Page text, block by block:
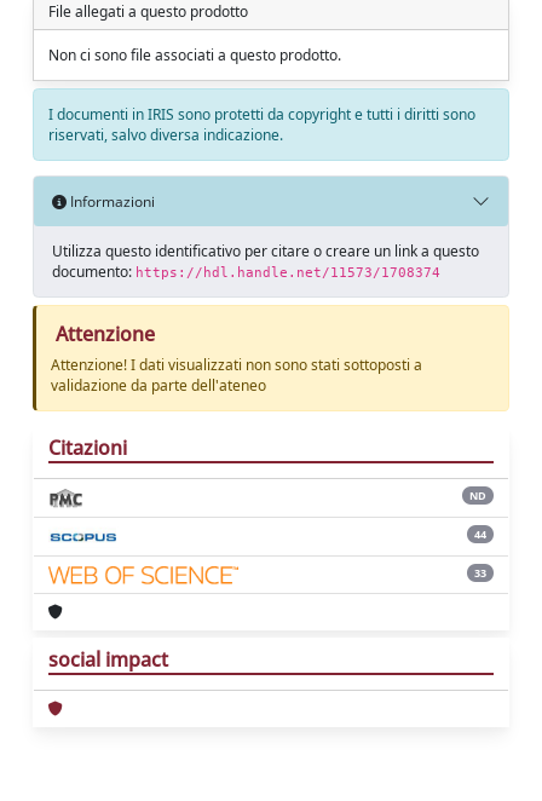
File allegati a questo prodotto
Non ci sono file associati a questo prodotto.
I documenti in IRIS sono protetti da copyright e tutti i diritti sono
riservati, salvo diversa indicazione.
Informazioni
Utilizza questo identificativo per citare o creare un link a questo
documento: https://hdl.handle.net/11573/1708374
Attenzione
Attenzione! I dati visualizzati non sono stati sottoposti a
validazione da parte dell'ateneo
Citazioni
ND
44
33
social impact